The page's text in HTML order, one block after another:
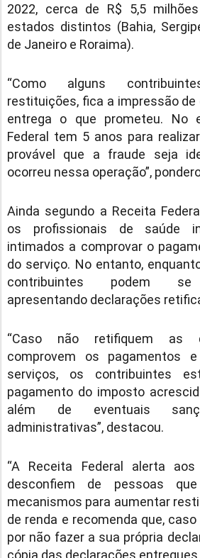
2022, cerca de R$ 5,5
estados distintos (Bahia,
de Janeiro e Roraima).
“Como alguns
restituições, fica a impressão
entrega o que prometeu. No
Federal tem 5 anos para
provável que a fraude seja
ocorreu nessa operação”,
Ainda segundo a Receita
os profissionais de saúde
intimados a comprovar o
do serviço. No entanto,
contribuintes podem se
apresentando declarações
“Caso não retifiquem as
comprovem os pagamentos
serviços, os contribuintes
pagamento do imposto
além de eventuais
administrativas”, destacou.
“A Receita Federal alerta
desconfiem de pessoas
mecanismos para aumentar
de renda e recomenda que,
por não fazer a sua própria
cópia das declarações